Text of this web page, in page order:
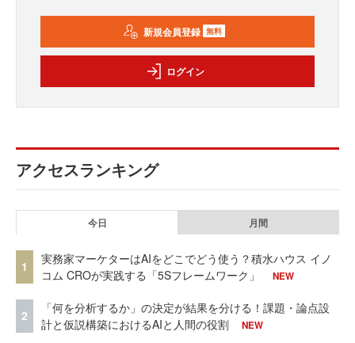
新規会員登録 無料
ログイン
アクセスランキング
今日 月間
1
実務家マーケターはAIをどこでどう使う？積水ハウス イノ
コム CROが実践する「5Sフレームワーク」
NEW
2
「何を分析するか」の決定が結果を分ける！課題・論点設
計と仮説構築におけるAIと人間の役割
NEW